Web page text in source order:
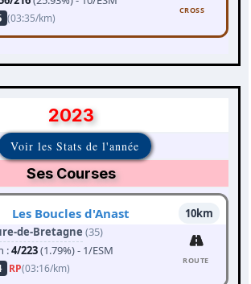
(03:35/km)
CROSS
2023
Voir les Stats de l'année
Ses Courses
Les Boucles d'Anast
10km
de-Bretagne (35)
:4/223(1.79%) - 1/ESM
RP(03:16/km)
ROUTE